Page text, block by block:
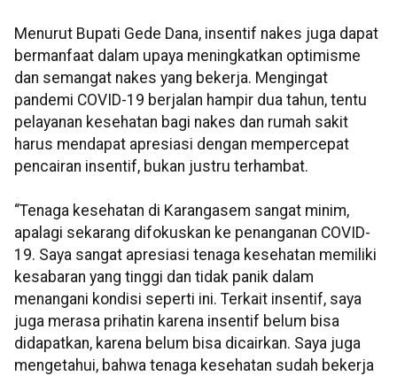
Menurut Bupati Gede Dana, insentif nakes juga dapat
bermanfaat dalam upaya meningkatkan optimisme
dan semangat nakes yang bekerja. Mengingat
pandemi COVID-19 berjalan hampir dua tahun, tentu
pelayanan kesehatan bagi nakes dan rumah sakit
harus mendapat apresiasi dengan mempercepat
pencairan insentif, bukan justru terhambat.
“Tenaga kesehatan di Karangasem sangat minim,
apalagi sekarang difokuskan ke penanganan COVID-
19. Saya sangat apresiasi tenaga kesehatan memiliki
kesabaran yang tinggi dan tidak panik dalam
menangani kondisi seperti ini. Terkait insentif, saya
juga merasa prihatin karena insentif belum bisa
didapatkan, karena belum bisa dicairkan. Saya juga
mengetahui, bahwa tenaga kesehatan sudah bekerja